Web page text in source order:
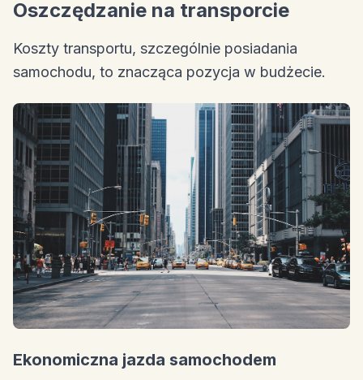
Oszczędzanie na transporcie
Koszty transportu, szczególnie posiadania
samochodu, to znacząca pozycja w budżecie.
Ekonomiczna jazda samochodem